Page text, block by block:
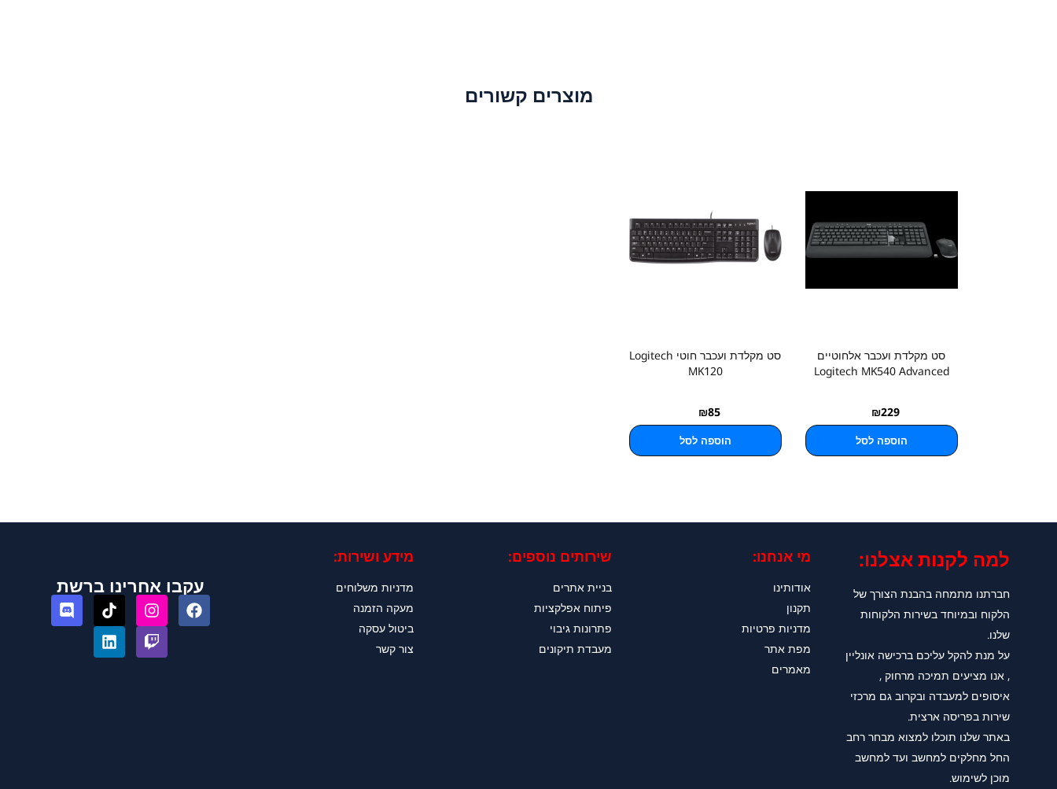
מוצרים קשורים
סט מקלדת ועכבר אלחוטיים
Logitech MK540 Advanced
₪229
הוספה לסל
סט מקלדת ועכבר חוטי Logitech
MK120
₪85
הוספה לסל
למה לקנות אצלנו:​
חברתנו מתמחה בהבנת הצורך של
הלקוח ובמיוחד בשירות הלקוחות
שלנו.
על מנת להקל עליכם ברכישה אונליין
, אנו מציעים תמיכה מרחוק ,
איסופים למעבדה ובקרוב גם מרכזי
שירות בפריסה ארצית.
באתר שלנו תוכלו למצוא מבחר רחב
החל מחלקים למחשב ועד למחשב
מוכן לשימוש.
מי אנחנו:
אודותינו
תקנון
מדניות פרטיות
מפת אתר
מאמרים
שירותים נוספים:
בניית אתרים
פיתוח אפלקציות
פתרונות גיבוי
מעבדת תיקונים
מידע ושירות:
מדניות משלוחים
מעקה הזמנה
ביטול עסקה
צור קשר
עקבו אחרינו ברשת